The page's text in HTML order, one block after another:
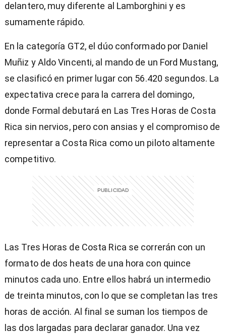
delantero, muy diferente al Lamborghini y es
sumamente rápido.
En la categoría GT2, el dúo conformado por Daniel
Muñiz y Aldo Vincenti, al mando de un Ford Mustang,
se clasificó en primer lugar con 56.420 segundos. La
expectativa crece para la carrera del domingo,
donde Formal debutará en Las Tres Horas de Costa
Rica sin nervios, pero con ansias y el compromiso de
representar a Costa Rica como un piloto altamente
competitivo.
Las Tres Horas de Costa Rica se correrán con un
formato de dos heats de una hora con quince
minutos cada uno. Entre ellos habrá un intermedio
de treinta minutos, con lo que se completan las tres
horas de acción. Al final se suman los tiempos de
las dos largadas para declarar ganador. Una vez